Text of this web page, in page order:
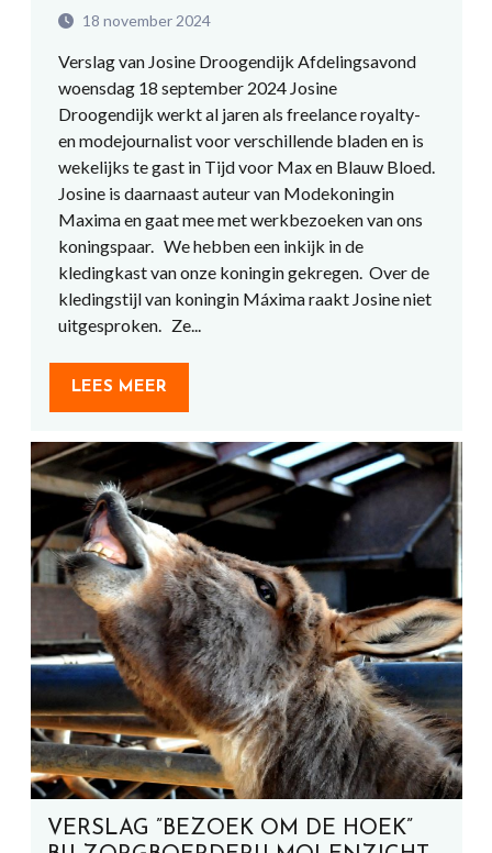
18 november 2024
Verslag van Josine Droogendijk Afdelingsavond
woensdag 18 september 2024 Josine
Droogendijk werkt al jaren als freelance royalty-
en modejournalist voor verschillende bladen en is
wekelijks te gast in Tijd voor Max en Blauw Bloed.
Josine is daarnaast auteur van Modekoningin
Maxima en gaat mee met werkbezoeken van ons
koningspaar. We hebben een inkijk in de
kledingkast van onze koningin gekregen. Over de
kledingstijl van koningin Máxima raakt Josine niet
uitgesproken. Ze...
LEES MEER
VERSLAG ”BEZOEK OM DE HOEK”